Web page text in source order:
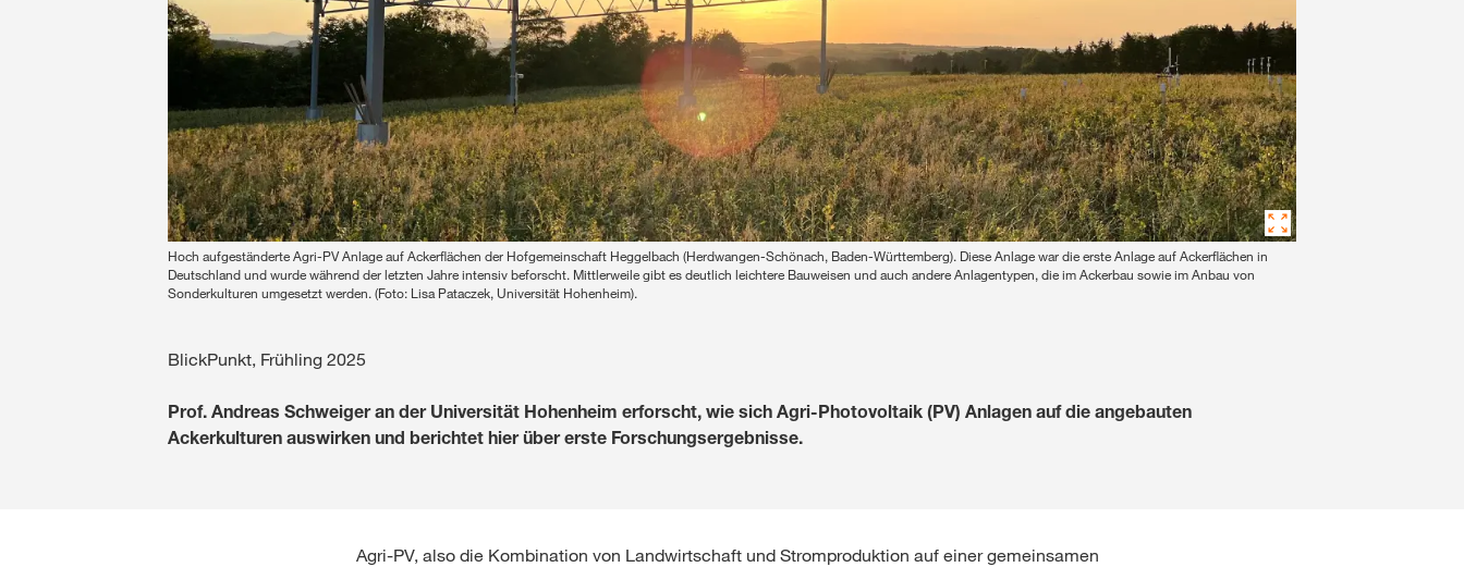
Hoch aufgeständerte Agri-PV Anlage auf Ackerflächen der Hofgemeinschaft Heggelbach (Herdwangen-Schönach, Baden-Württemberg). Diese Anlage war die erste Anlage auf Ackerflächen in
Deutschland und wurde während der letzten Jahre intensiv beforscht. Mittlerweile gibt es deutlich leichtere Bauweisen und auch andere Anlagentypen, die im Ackerbau sowie im Anbau von
Sonderkulturen umgesetzt werden. (Foto: Lisa Pataczek, Universität Hohenheim).
BlickPunkt, Frühling 2025
Prof. Andreas Schweiger an der Universität Hohenheim erforscht, wie sich Agri-Photovoltaik (PV) Anlagen auf die angebauten
Ackerkulturen auswirken und berichtet hier über erste Forschungsergebnisse.
Agri-PV, also die Kombination von Landwirtschaft und Stromproduktion auf einer gemeinsamen